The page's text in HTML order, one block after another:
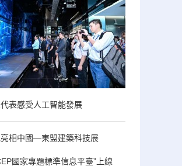
表感受人工智能發展
相中國—東盟建築科技展
國家專題標準信息平臺”上線